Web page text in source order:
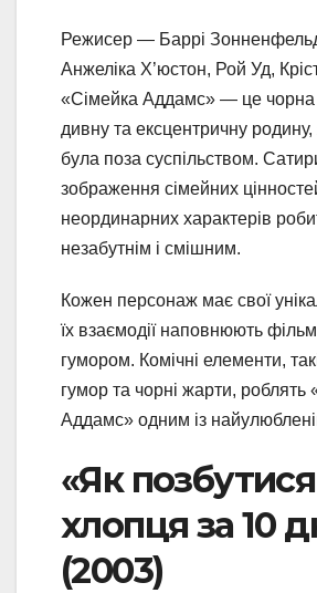
Режисер — Баррі
Анжеліка Х’юстон, Рой Уд,
«Сімейка Аддамс» — це чорна
дивну та ексцентричну
була поза суспільством.
зображення сімейних
неординарних характерів
незабутнім і смішним.
Кожен персонаж має свої
їх взаємодії наповнюють
гумором. Комічні елементи,
гумор та чорні жарти, роблять
Аддамс» одним із
«Як позбутися
хлопця за 10
(2003)